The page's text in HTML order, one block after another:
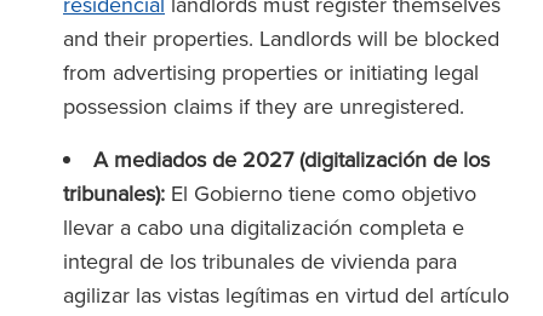
and their properties. Landlords will be blocked
from advertising properties or initiating legal
possession claims if they are unregistered.
A mediados de 2027 (digitalización de los
tribunales): El Gobierno tiene como objetivo
llevar a cabo una digitalización completa e
integral de los tribunales de vivienda para
agilizar las vistas legítimas en virtud del artículo